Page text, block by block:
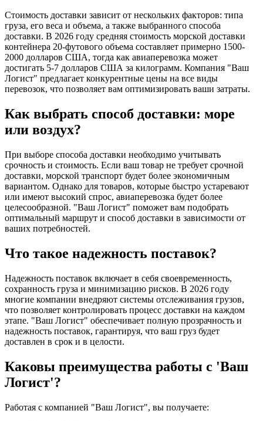
Стоимость доставки зависит от нескольких факторов: типа
груза, его веса и объема, а также выбранного способа
доставки. В 2026 году средняя стоимость морской доставки
контейнера 20-футового объема составляет примерно 1500-
2000 долларов США, тогда как авиаперевозка может
достигать 5-7 долларов США за килограмм. Компания "Ваш
Логист" предлагает конкурентные цены на все виды
перевозок, что позволяет вам оптимизировать ваши затраты.
Как выбрать способ доставки: море
или воздух?
При выборе способа доставки необходимо учитывать
срочность и стоимость. Если ваш товар не требует срочной
доставки, морской транспорт будет более экономичным
вариантом. Однако для товаров, которые быстро устаревают
или имеют высокий спрос, авиаперевозка будет более
целесообразной. "Ваш Логист" поможет вам подобрать
оптимальный маршрут и способ доставки в зависимости от
ваших потребностей.
Что такое надежность поставок?
Надежность поставок включает в себя своевременность,
сохранность груза и минимизацию рисков. В 2026 году
многие компании внедряют системы отслеживания грузов,
что позволяет контролировать процесс доставки на каждом
этапе. "Ваш Логист" обеспечивает полную прозрачность и
надежность поставок, гарантируя, что ваш груз будет
доставлен в срок и в целости.
Каковы преимущества работы с 'Ваш
Логист'?
Работая с компанией "Ваш Логист", вы получаете: